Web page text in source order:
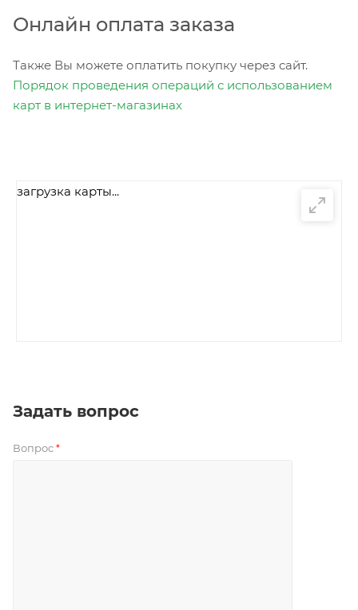
Онлайн оплата заказа
Также Вы можете оплатить покупку через сайт.
Порядок проведения операций с использованием
карт в интернет-магазинах
загрузка карты...
Задать вопрос
Вопрос *